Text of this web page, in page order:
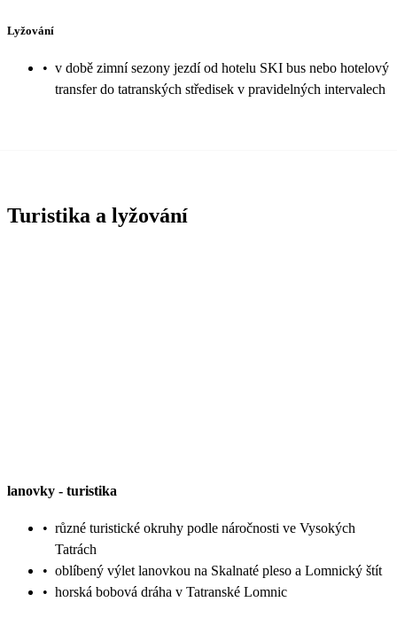
Lyžování
• v době zimní sezony jezdí od hotelu SKI bus nebo hotelový
transfer do tatranských středisek v pravidelných intervalech
Turistika a lyžování
lanovky - turistika
• různé turistické okruhy podle náročnosti ve Vysokých
Tatrách
• oblíbený výlet lanovkou na Skalnaté pleso a Lomnický štít
• horská bobová dráha v Tatranské Lomnic